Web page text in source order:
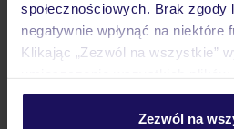
społecznościowych. Brak zgody
negatywnie wpłynąć na niektóre
Klikając „Zezwól na wszystkie”
personalizować swój wybór
Zezwól na
Wyżywienie
Atrakcje